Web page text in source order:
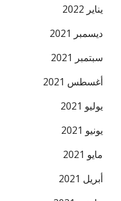
يناير 2022
ديسمبر 2021
سبتمبر 2021
أغسطس 2021
يوليو 2021
يونيو 2021
مايو 2021
أبريل 2021